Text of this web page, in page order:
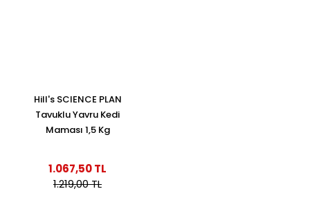
Hill's SCIENCE PLAN
Tavuklu Yavru Kedi
Maması 1,5 Kg
1.067,50 TL
1.219,00 TL